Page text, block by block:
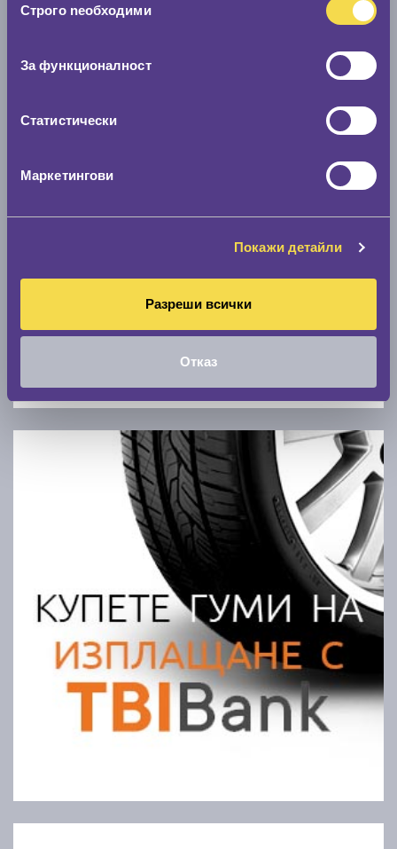
наСтрого nеобходими
За функционалност
Статистически
Маркетингови
Покажи детайли
Разреши всички
Отказ